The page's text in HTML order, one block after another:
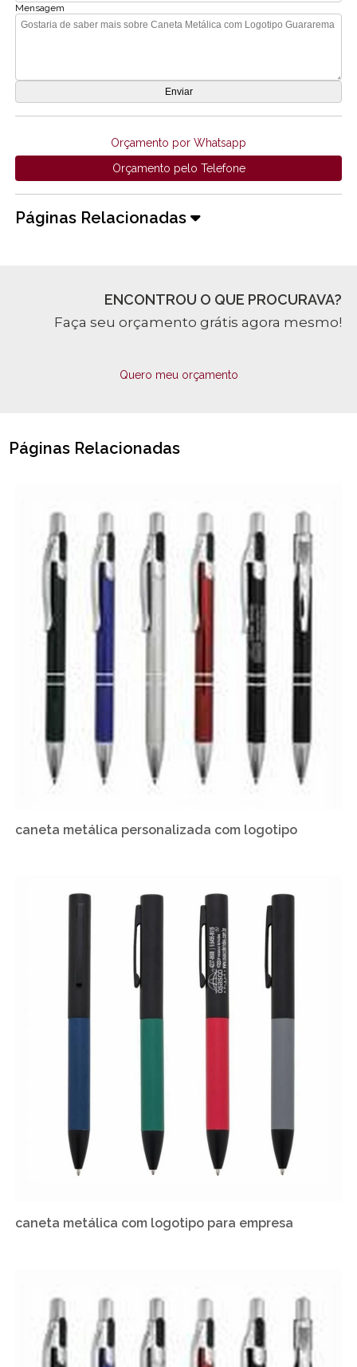
Mensagem
Orçamento por Whatsapp
Orçamento pelo Telefone
Páginas Relacionadas
ENCONTROU O QUE PROCURAVA?
Faça seu orçamento grátis agora mesmo!
Quero meu orçamento
Páginas Relacionadas
caneta metálica personalizada com logotipo
caneta metálica com logotipo para empresa